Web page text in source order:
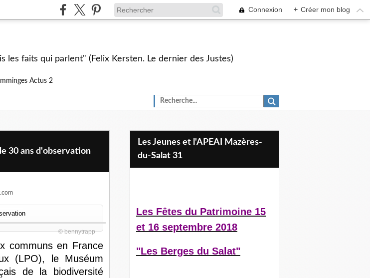
Connexion + Créer mon blog
les faits qui parlent" (Felix Kersten. Le dernier des Justes)
Actus 2
30 ans d'observation
© bennytrapp
communs en France
(LPO), le Muséum
de la biodiversité
Les Jeunes et l'APEAI Mazères-
du-Salat 31
Les Fêtes du Patrimoine 15
et 16 septembre 2018
"Les Berges du Salat"